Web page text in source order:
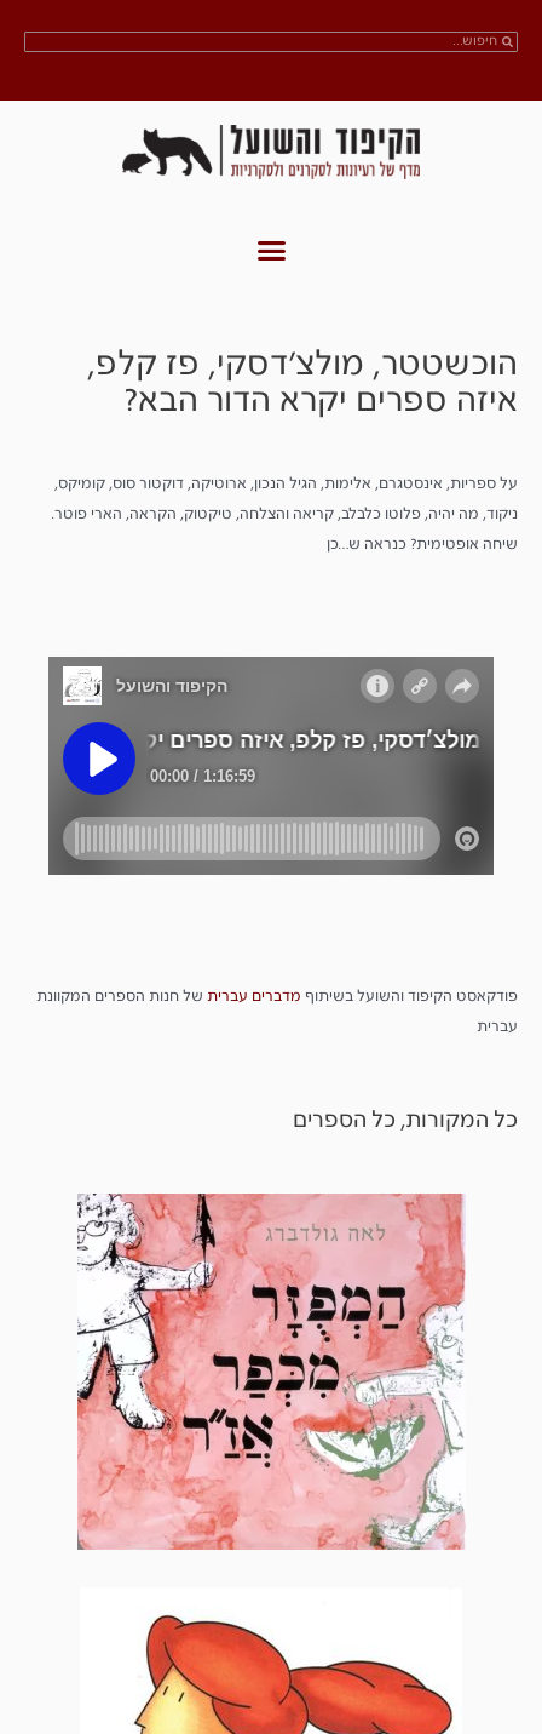
הוכשטטר, מולצ׳דסקי, פז קלפ,
איזה ספרים יקרא הדור הבא?
על ספריות, אינסטגרם, אלימות, הגיל הנכון, ארוטיקה, דוקטור סוס, קומיקס,
ניקוד, מה יהיה, פלוטו כלבלב, קריאה והצלחה, טיקטוק, הקראה, הארי פוטר.
שיחה אופטימית? כנראה ש…כן
פודקאסט הקיפוד והשועל בשיתוף מדברים עברית של חנות הספרים המקוונת
עברית
כל המקורות, כל הספרים​